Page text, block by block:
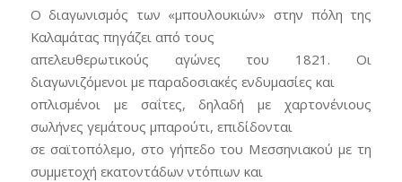
Ο διαγωνισμός των «μπουλουκιών» στην πόλη της
Καλαμάτας πηγάζει από τους
απελευθερωτικούς αγώνες του 1821. Οι
διαγωνιζόμενοι με παραδοσιακές ενδυμασίες και
οπλισμένοι με σαΐτες, δηλαδή με χαρτονένιους
σωλήνες γεμάτους μπαρούτι, επιδίδονται
σε σαϊτοπόλεμο, στο γήπεδο του Μεσσηνιακού με τη
συμμετοχή εκατοντάδων ντόπιων και